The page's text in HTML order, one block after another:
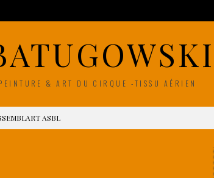
& ART DU CIRQUE -TISSU AÉRIEN
ASBL